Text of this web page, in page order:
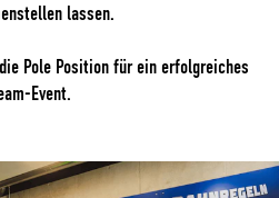
lassen.
Pole Position für ein erfolgreiches
Event.